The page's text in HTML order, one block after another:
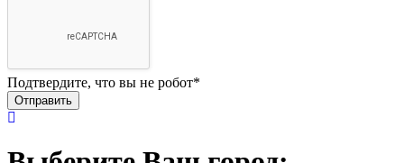
Подтвердите, что вы не робот*